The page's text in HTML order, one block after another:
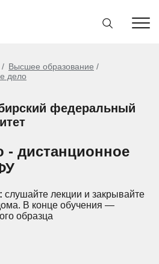
Высшее образование
дело
федеральный
- дистанционное
слушайте лекции и закрывайте
В конце обучения —
образца